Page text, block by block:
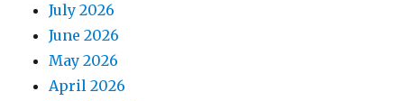
July 2026
June 2026
May 2026
April 2026